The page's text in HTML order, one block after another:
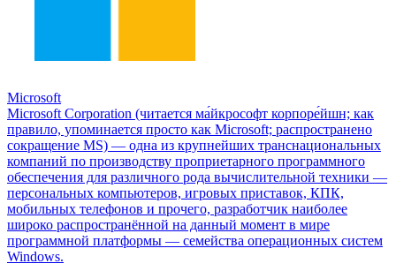
Microsoft
Microsoft Corporation (читается ма́йкрософт корпоре́йшн; как
правило, упоминается просто как Microsoft; распространено
сокращение MS) — одна из крупнейших транснациональных
компаний по производству проприетарного программного
обеспечения для различного рода вычислительной техники —
персональных компьютеров, игровых приставок, КПК,
мобильных телефонов и прочего, разработчик наиболее
широко распространённой на данный момент в мире
программной платформы — семейства операционных систем
Windows.